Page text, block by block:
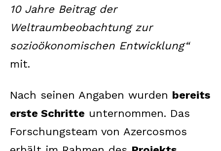
10 Jahre Beitrag der
Weltraumbeobachtung zur
sozioökonomischen Entwicklung“
mit.
Nach seinen Angaben wurden bereits
erste Schritte unternommen. Das
Forschungsteam von Azercosmos